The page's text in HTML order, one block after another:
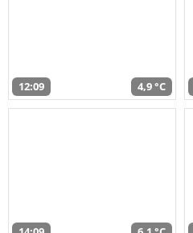
12:09 4,9 °C